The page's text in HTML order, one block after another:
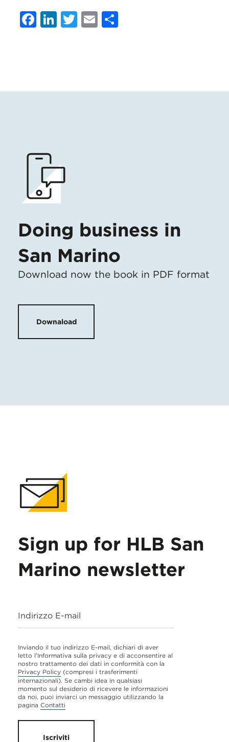
Facebook
LinkedIn
Twitter
Email
Doing business in
San Marino
Download now the book in PDF format
Downaload
Sign up for HLB San
Marino newsletter
Indirizzo E-mail
Inviando il tuo indirizzo E-mail, dichiari di aver
letto l'Informativa sulla privacy e di acconsentire al
nostro trattamento dei dati in conformità con la
Privacy Policy (compresi i trasferimenti
internazionali). Se cambi idea in qualsiasi
momento sul desiderio di ricevere le informazioni
da noi, puoi inviarci un messaggio utilizzando la
pagina Contatti
Iscriviti